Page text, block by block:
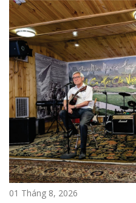
01 Tháng 8, 2026